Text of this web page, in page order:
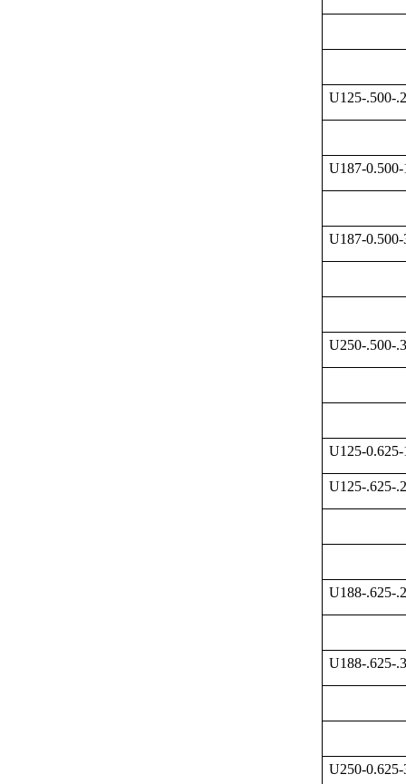
U125-.500-
U187-
U187-
U250-.500-
U125-
U125-.625-
U188-.625-
U188-.625-
U250-